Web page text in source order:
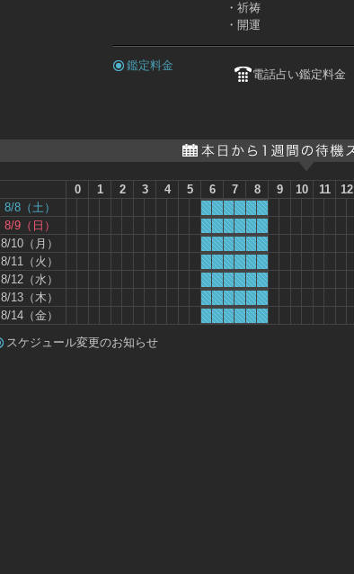
・祈祷
・開運
鑑定料金
電話占い鑑定料金
0 1 2 3 4 5 6 7 8 9 10 11 12
8/8（土）
8/9（日）
8/10（月）
8/11（火）
8/12（水）
8/13（木）
8/14（金）
スケジュール変更のお知らせ